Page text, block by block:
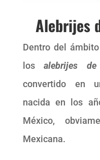
Alebrijes
Dentro del
losalebrijes
convertido en
nacida en los
México,
Mexicana.